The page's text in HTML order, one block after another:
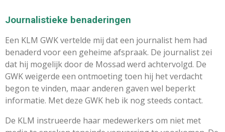
Journalistieke benaderingen
Een KLM GWK vertelde mij dat een journalist hem had
benaderd voor een geheime afspraak. De journalist zei
dat hij mogelijk door de Mossad werd achtervolgd. De
GWK weigerde een ontmoeting toen hij het verdacht
begon te vinden, maar anderen gaven wel beperkt
informatie. Met deze GWK heb ik nog steeds contact.
De KLM instrueerde haar medewerkers om niet met